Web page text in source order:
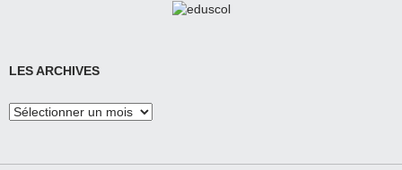
LES ARCHIVES
Les